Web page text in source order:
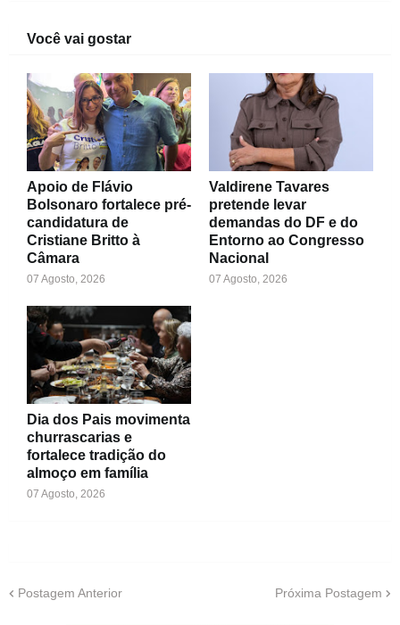
Você vai gostar
Apoio de Flávio
Bolsonaro fortalece pré-
candidatura de
Cristiane Britto à
Câmara
07 Agosto, 2026
Valdirene Tavares
pretende levar
demandas do DF e do
Entorno ao Congresso
Nacional
07 Agosto, 2026
Dia dos Pais movimenta
churrascarias e
fortalece tradição do
almoço em família
07 Agosto, 2026
Postagem Anterior Próxima Postagem